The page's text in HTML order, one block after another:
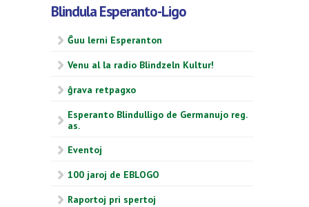
Blindula Esperanto-Ligo
Ĝuu lerni Esperanton
Venu al la radio Blindzeln Kultur!
ĝrava retpagxo
Esperanto Blindulligo de Germanujo reg.
as.
Eventoj
100 jaroj de EBLOGO
Raportoj pri spertoj